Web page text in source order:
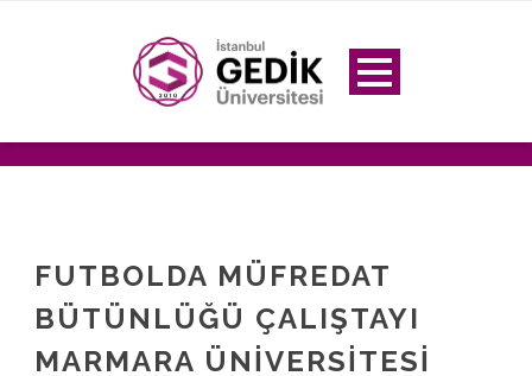
FUTBOLDA MÜFREDAT
BÜTÜNLÜĞÜ ÇALIŞTAYI
MARMARA ÜNIVERSITESI